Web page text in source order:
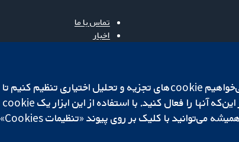
تماس با ما
اخبار
Cochrane Library
ما برای کارکردن وب‌گاه از cookie‌های لازم استفاده می‌کنیم. ما همچنین می‌خواهیم cookie‌های تجزیه و تحلیل اختیاری تنظیم کنیم تا
روی دستگاه شما تنظیم می‌شود تا تنظیمات منتخب شما را به خاطر بسپارد. همیشه می‌توانید با کلیک بر روی پیوند «تنظیمات Cookies»